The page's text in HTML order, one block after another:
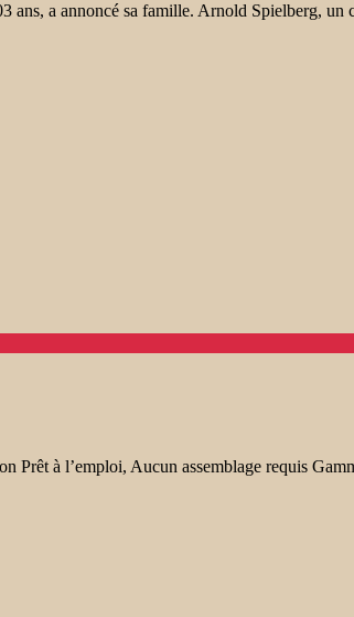
ans, a annoncé sa famille. Arnold Spielberg,
à l’emploi, Aucun assemblage requis